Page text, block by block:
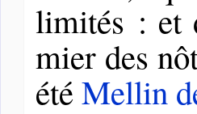
limi­tés : et
mier des
étéMel­lin